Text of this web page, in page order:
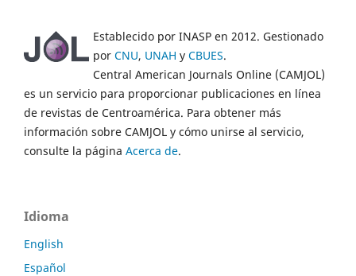
Establecido por INASP en 2012. Gestionado
por CNU, UNAH y CBUES.
Central American Journals Online (CAMJOL)
es un servicio para proporcionar publicaciones en línea
de revistas de Centroamérica. Para obtener más
información sobre CAMJOL y cómo unirse al servicio,
consulte la página Acerca de.
Idioma
English
Español